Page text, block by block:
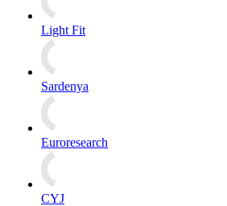
Light Fit
Sardenya
Euroresearch
CYJ